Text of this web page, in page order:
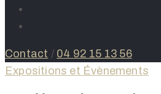
Contact / 04 92 15 13 56
Expositions et Évènements